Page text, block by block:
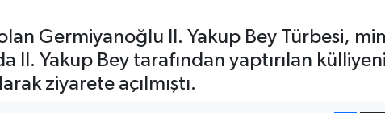
Germiyanoğlu II. Yakup Bey Türbesi,
II. Yakup Bey tarafından yaptırılan
ziyarete açılmıştı.